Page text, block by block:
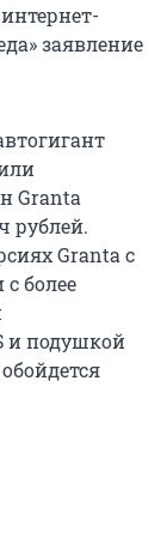
заявление
Granta
рублей.
Granta с
более
и подушкой